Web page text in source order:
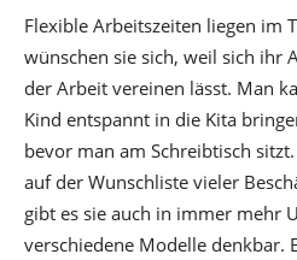
Flexible Arbeitszeiten liegen im
wünschen sie sich, weil sich ihr
der Arbeit vereinen lässt. Man
Kind entspannt in die Kita
bevor man am Schreibtisch
auf der Wunschliste vieler
gibt es sie auch in immer mehr
verschiedene Modelle denkbar.